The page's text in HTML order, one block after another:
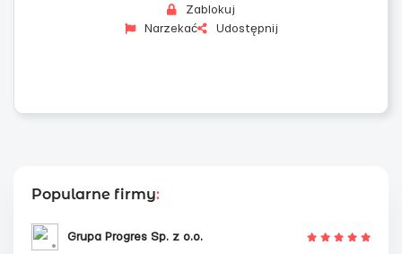
Zablokuj
Narzekać
Udostępnij
Popularne firmy:
Grupa Progres Sp. z o.o.